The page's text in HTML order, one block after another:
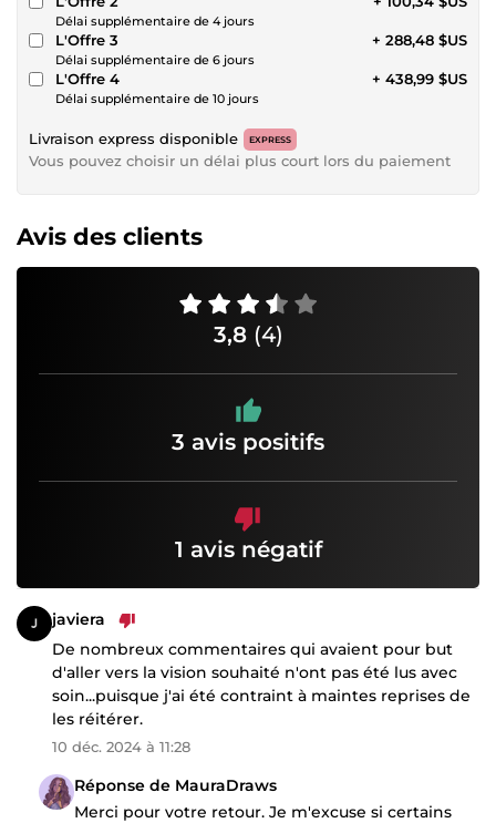
Délai supplémentaire de 4 jours
L'Offre 3
Délai supplémentaire de 6 jours
+ 288,48 $US
L'Offre 4
Délai supplémentaire de 10 jours
+ 438,99 $US
Livraison express disponible EXPRESS
Vous pouvez choisir un délai plus court lors du paiement
Avis des clients
3,8 (4)
3 avis positifs
1 avis négatif
javiera
De nombreux commentaires qui avaient pour but
d'aller vers la vision souhaité n'ont pas été lus avec
soin...puisque j'ai été contraint à maintes reprises de
les réitérer.
10 déc. 2024 à 11:28
Réponse de MauraDraws
Merci pour votre retour. Je m'excuse si certains